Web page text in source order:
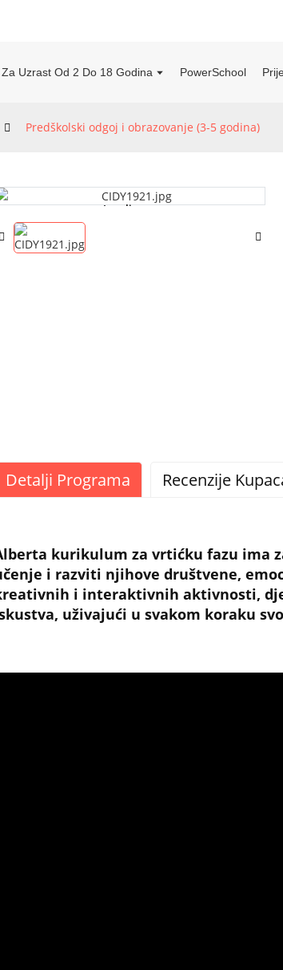
Uzrast Od 2 Do 18 Godina PowerSchool
Predškolski odgoj i obrazovanje (3-5 godina)
Loading...
Loading...
Detalji Programa Recenzije
kurikulum za vrtićku fazu ima
i razviti njihove društvene,
i interaktivnih aktivnosti,
uživajući u svakom koraku